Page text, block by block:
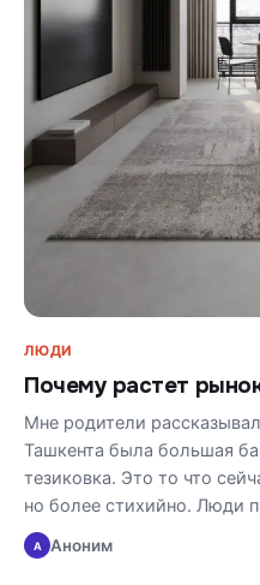
ЛЮДИ
Почему растет
Мне родители
Ташкента была большая
тезиковка. Это то что
но более стихийно. Люди
А Аноним